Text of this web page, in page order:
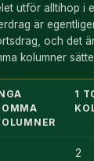
utför alltihop i
är
och det
kolumner
1
2